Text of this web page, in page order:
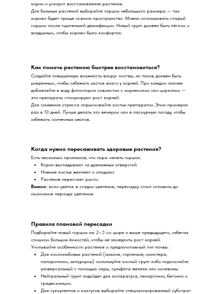
Как помочь растению быстрее восстановиться?
Когда нужно пересаживать здоровые растения?
корни и ускорит восстановление растения.
Для больных растений выбирайте горшок небольшого размера — так
корням будет проще освоить пространство. Можно использовать старый
горшок после тщательной дезинфекции. Новый грунт должен быть лёгким и
воздушным, чтобы корням было комфортно.
Правила плановой пересадки
Подбирайте новый горшок на 2–3 см шире и выше предыдущего, избегая
слишком больших ёмкостей, чтобы не замедлить рост корней.
Учитывайте особенности растения и предпочитаемый тип почвы:
Для кислолюбивых растений (азалия, гортензия, монстера,
папоротники, антуриумы) используйте кислый грунт либо подкисляйте
универсальный с помощью серы, сульфата железа или мочевины.
Нейтральный грунт подойдет для аспарагуса, пеларгонии, бегонии и
традесканции.
Для суккулентов и кактусов выбирайте специализированный субстрат
Создайте повышенную влажность вокруг листвы, но полив должен быть
умеренным, чтобы избежать застоя влаги у корней. При каждом поливе
добавляйте в воду фитоспорин совместно с корнесилом или цирконом —
эти препараты стимулируют рост корней.
Для снижения стресса опрыскивайте листья препаратом Эпин примерно
раз в 10 дней. Лучше делать это вечером или в пасмурную погоду, чтобы
избежать солнечных ожогов.
Есть несколько признаков, что пора менять горшок:
Корни выглядывают из дренажных отверстий.
Нижние листья желтеют и опадают.
Растение перестает расти.
Важно: если цветок в стадии цветения, пересадку стоит отложить до
окончания периода цветения.